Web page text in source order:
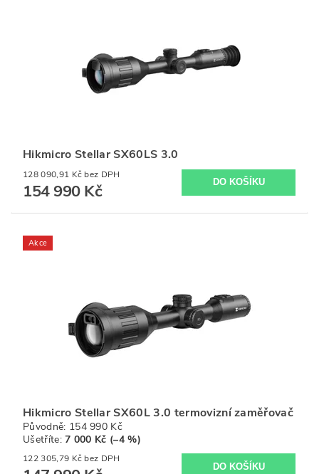
Hikmicro Stellar SX60LS 3.0
128 090,91 Kč bez DPH
154 990 Kč
Akce
Hikmicro Stellar SX60L 3.0 termovizní zaměřovač
Původně: 154 990 Kč
Ušetříte:7 000 Kč (–4 %)
122 305,79 Kč bez DPH